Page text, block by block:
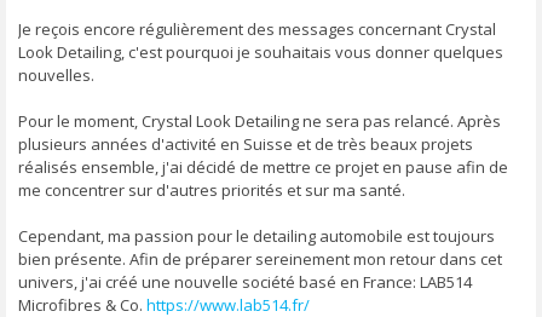
e
Je reçois encore régulièrement des messages concernant Crystal
Look Detailing, c'est pourquoi je souhaitais vous donner quelques
nouvelles.
Pour le moment, Crystal Look Detailing ne sera pas relancé. Après
plusieurs années d'activité en Suisse et de très beaux projets
réalisés ensemble, j'ai décidé de mettre ce projet en pause afin de
me concentrer sur d'autres priorités et sur ma santé.
Cependant, ma passion pour le detailing automobile est toujours
bien présente. Afin de préparer sereinement mon retour dans cet
univers, j'ai créé une nouvelle société basé en France: LAB514
Microfibres & Co. https://www.lab514.fr/